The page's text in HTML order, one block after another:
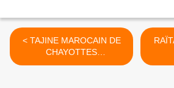
< TAJINE MAROCAIN DE
CHAYOTTES
(CHRISTOPHINE)